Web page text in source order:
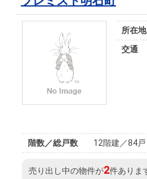
所在地
交通
階数／総戸数
12階建／84戸
売り出し中の物件が2件ありま